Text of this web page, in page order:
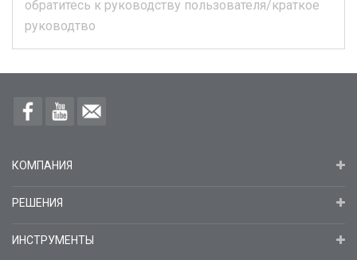
обратитесь к руководству пользователя/краткое
руководтво
КОМПАНИЯ
РЕШЕНИЯ
ИНСТРУМЕНТЫ